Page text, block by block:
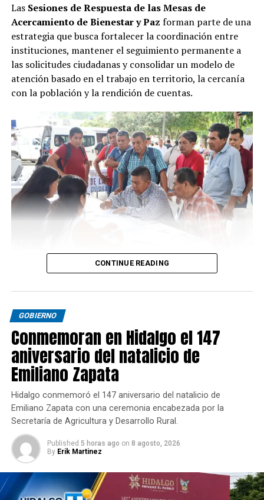
Las Sesiones de Respuesta de las Mesas de
Acercamiento de Bienestar y Paz forman parte de una
estrategia que busca fortalecer la coordinación entre
instituciones, mantener el seguimiento permanente a
las solicitudes ciudadanas y consolidar un modelo de
atención basado en el trabajo en territorio, la cercanía
con la población y la rendición de cuentas.
CONTINUE READING
GOBIERNO
Conmemoran en Hidalgo el 147
aniversario del natalicio de
Emiliano Zapata
Hidalgo conmemoró el 147 aniversario del natalicio de
Emiliano Zapata con una ceremonia encabezada por la
Secretaría de Agricultura y Desarrollo Rural.
Published 5 horas ago on 8 agosto, 2026
By Erik Martinez